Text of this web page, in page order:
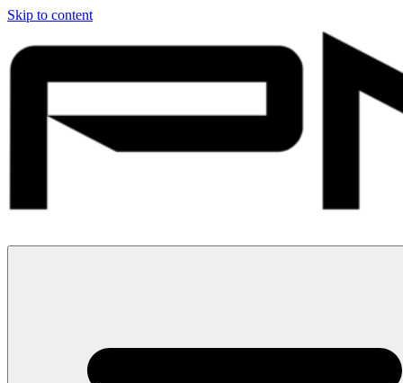
Skip to content